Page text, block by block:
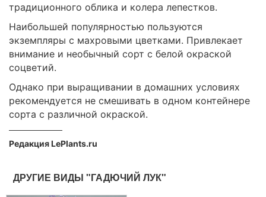
традиционного облика и колера лепестков.
Наибольшей популярностью пользуются
экземпляры с махровыми цветками. Привлекает
внимание и необычный сорт с белой окраской
соцветий.
Однако при выращивании в домашних условиях
рекомендуется не смешивать в одном контейнере
сорта с различной окраской.
Редакция LePlants.ru
ДРУГИЕ ВИДЫ "ГАДЮЧИЙ ЛУК"